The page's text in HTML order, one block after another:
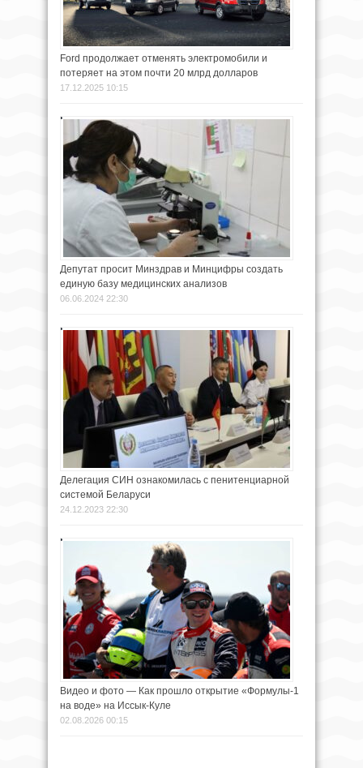
Ford продолжает отменять электромобили и
потеряет на этом почти 20 млрд долларов
17.12.2025 10:15
Депутат просит Минздрав и Минцифры создать
единую базу медицинских анализов
06.06.2024 22:30
Делегация СИН ознакомилась с пенитенциарной
системой Беларуси
24.12.2023 22:30
Видео и фото — Как прошло открытие «Формулы-1
на воде» на Иссык-Куле
02.08.2026 00:15